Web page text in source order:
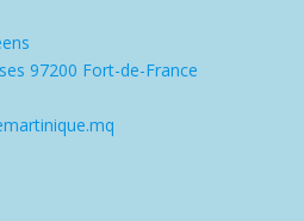
97200 Fort-de-France